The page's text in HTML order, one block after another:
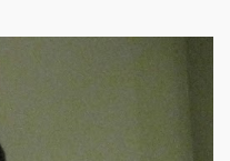
sus nombres con sus